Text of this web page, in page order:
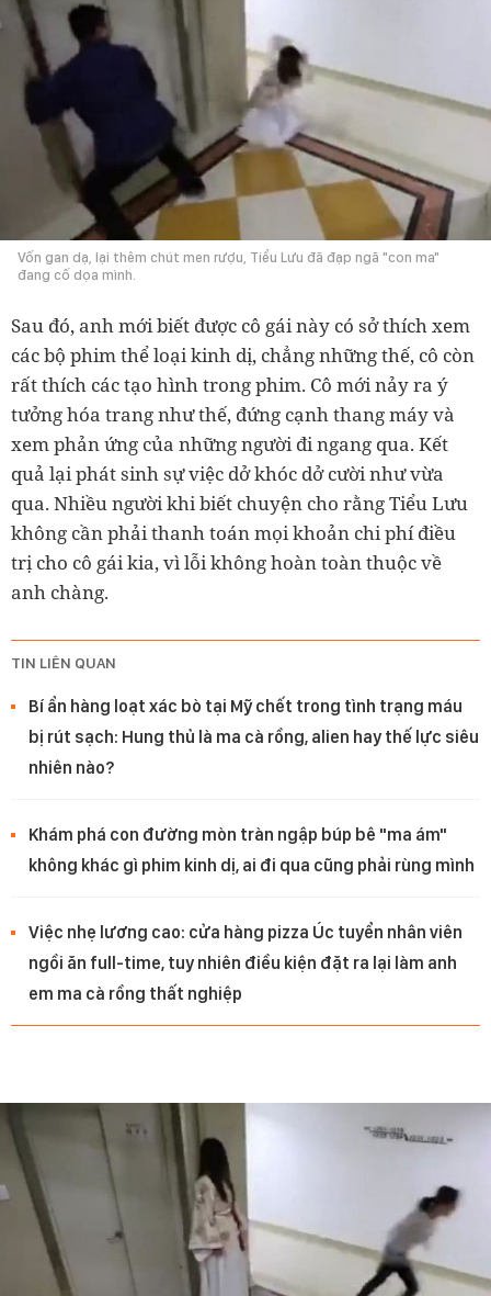
Vốn gan dạ, lại thêm chút men rượu, Tiểu Lưu đã đạp ngã "con ma"
đang cố dọa mình.
Sau đó, anh mới biết được cô gái này có sở thích xem
các bộ phim thể loại kinh dị, chẳng những thế, cô còn
rất thích các tạo hình trong phim. Cô mới nảy ra ý
tưởng hóa trang như thế, đứng cạnh thang máy và
xem phản ứng của những người đi ngang qua. Kết
quả lại phát sinh sự việc dở khóc dở cười như vừa
qua. Nhiều người khi biết chuyện cho rằng Tiểu Lưu
không cần phải thanh toán mọi khoản chi phí điều
trị cho cô gái kia, vì lỗi không hoàn toàn thuộc về
anh chàng.
TIN LIÊN QUAN
Bí ẩn hàng loạt xác bò tại Mỹ chết trong tình trạng máu
bị rút sạch: Hung thủ là ma cà rồng, alien hay thế lực siêu
nhiên nào?
Khám phá con đường mòn tràn ngập búp bê "ma ám"
không khác gì phim kinh dị, ai đi qua cũng phải rùng mình
Việc nhẹ lương cao: cửa hàng pizza Úc tuyển nhân viên
ngồi ăn full-time, tuy nhiên điều kiện đặt ra lại làm anh
em ma cà rồng thất nghiệp